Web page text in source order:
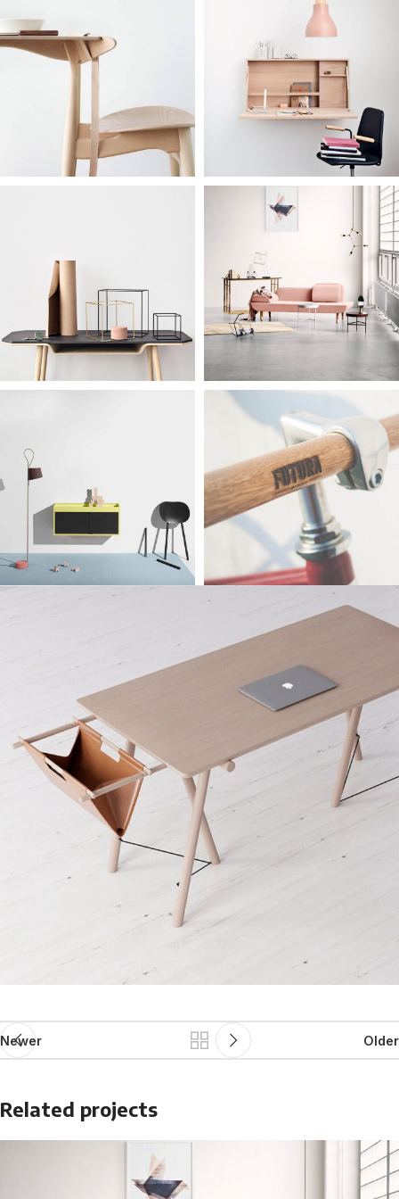
Newer Older
Related projects